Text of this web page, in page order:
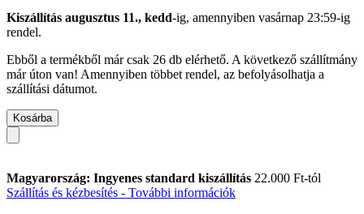
Kiszállítás augusztus 11., kedd-ig, amennyiben vasárnap 23:59-ig
rendel.
Ebből a termékből már csak 26 db elérhető. A következő szállítmány
már úton van! Amennyiben többet rendel, az befolyásolhatja a
szállítási dátumot.
Kosárba
Magyarország: Ingyenes standard kiszállítás 22.000 Ft-tól
Szállítás és kézbesítés - További információk